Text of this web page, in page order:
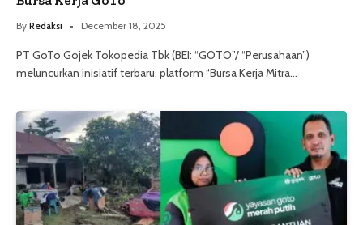
By Redaksi December 18, 2025
PT GoTo Gojek Tokopedia Tbk (BEI: “GOTO”/ “Perusahaan”)
meluncurkan inisiatif terbaru, platform “Bursa Kerja Mitra…